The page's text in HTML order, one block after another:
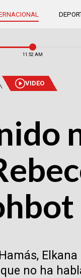
11:52 AM
VIDEO
no ha